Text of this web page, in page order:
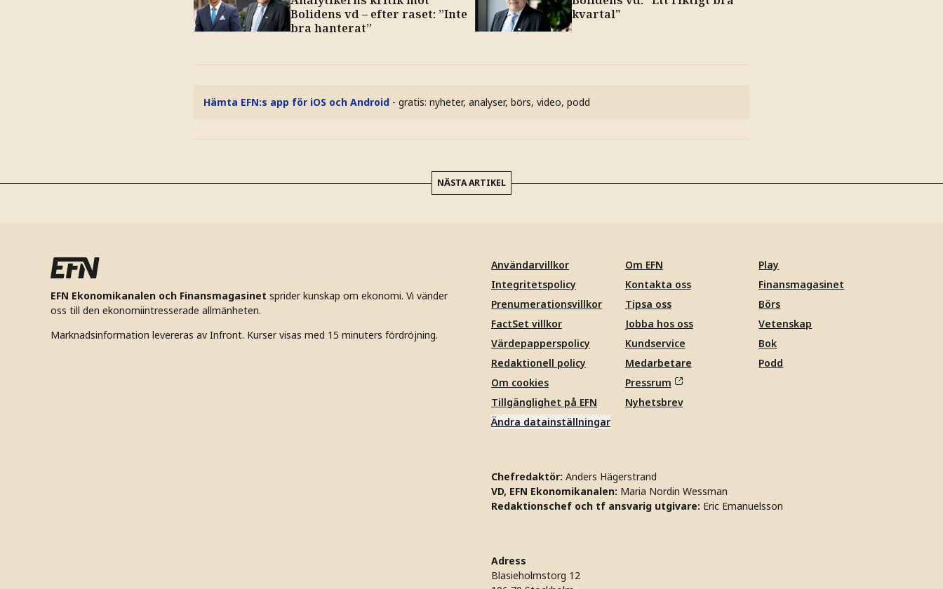
Bolidens vd – efter raset: ”Inte
bra hanterat”
kvartal"
Hämta EFN:s app för iOS och Android - gratis: nyheter, analyser, börs, video, podd
NÄSTA ARTIKEL
EFN Ekonomikanalen och Finansmagasinet sprider kunskap om ekonomi. Vi vänder
oss till den ekonomiintresserade allmänheten.
Marknadsinformation levereras av Infront. Kurser visas med 15 minuters fördröjning.
Användarvillkor
Integritetspolicy
Prenumerationsvillkor
FactSet villkor
Värdepapperspolicy
Redaktionell policy
Om cookies
Tillgänglighet på EFN
Ändra datainställningar
Om EFN
Kontakta oss
Tipsa oss
Jobba hos oss
Kundservice
Medarbetare
Pressrum
Nyhetsbrev
Play
Finansmagasinet
Börs
Vetenskap
Bok
Podd
Chefredaktör: Anders Hägerstrand
VD, EFN Ekonomikanalen: Maria Nordin Wessman
Redaktionschef och tf ansvarig utgivare: Eric Emanuelsson
Adress
Blasieholmstorg 12